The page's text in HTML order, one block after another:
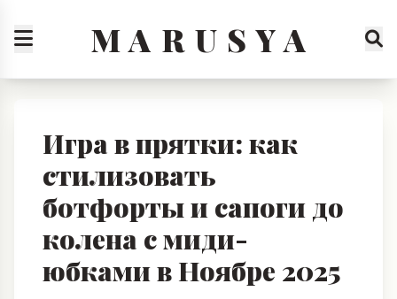
M A R U S Y A
Игра в прятки: как
стилизовать
ботфорты и сапоги до
колена с миди-
юбками в Ноябре 2025